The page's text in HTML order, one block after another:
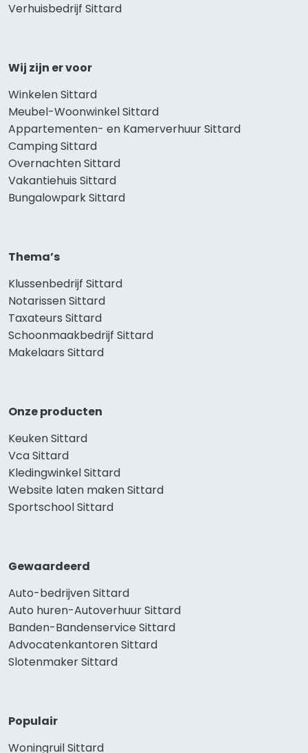
Verhuisbedrijf Sittard
Wij zijn er voor
Winkelen Sittard
Meubel-Woonwinkel Sittard
Appartementen- en Kamerverhuur Sittard
Camping Sittard
Overnachten Sittard
Vakantiehuis Sittard
Bungalowpark Sittard
Thema’s
Klussenbedrijf Sittard
Notarissen Sittard
Taxateurs Sittard
Schoonmaakbedrijf Sittard
Makelaars Sittard
Onze producten
Keuken Sittard
Vca Sittard
Kledingwinkel Sittard
Website laten maken Sittard
Sportschool Sittard
Gewaardeerd
Auto-bedrijven Sittard
Auto huren-Autoverhuur Sittard
Banden-Bandenservice Sittard
Advocatenkantoren Sittard
Slotenmaker Sittard
Populair
Woningruil Sittard